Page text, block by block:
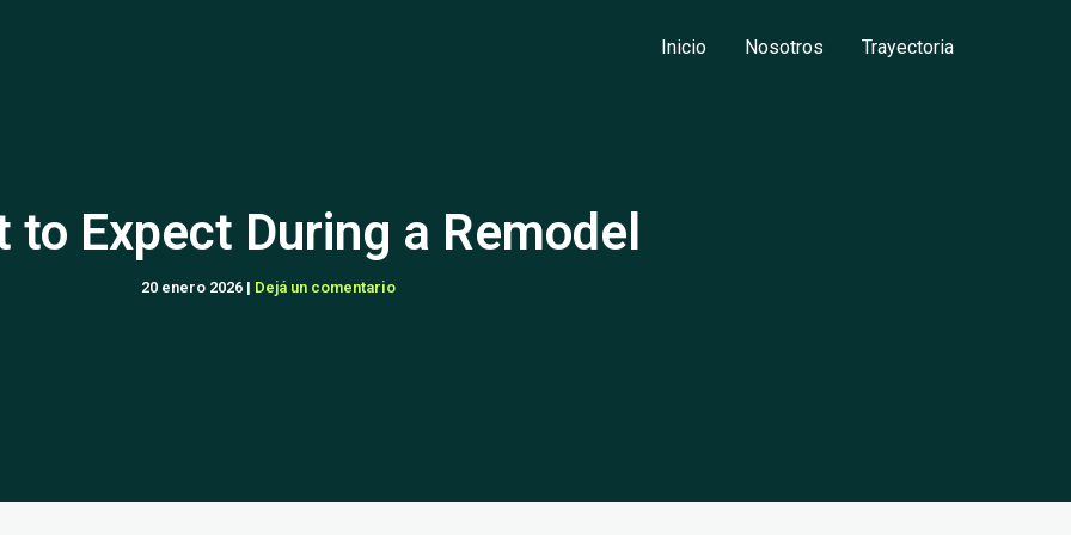
Inicio Nosotros Trayectoria
to Expect During a Remodel
20 enero 2026 | Dejá un comentario